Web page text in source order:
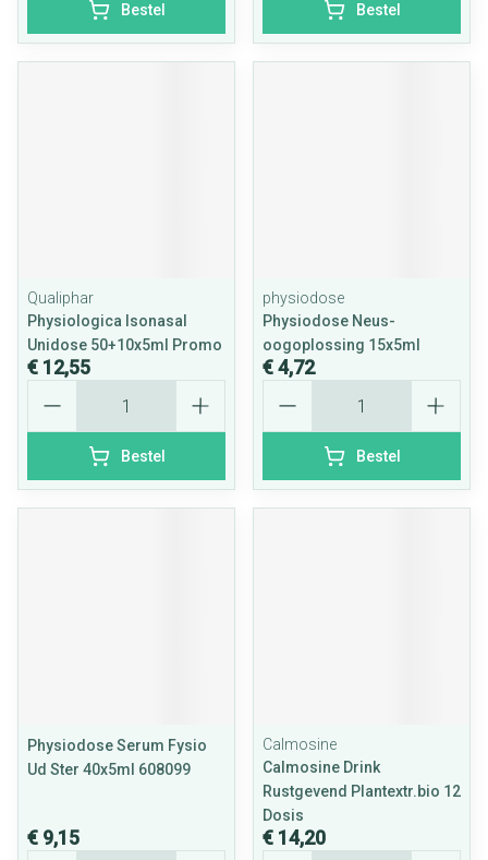
Bestel Bestel
Qualiphar
Physiologica Isonasal
Unidose 50+10x5ml Promo
€ 12,55
Bestel
physiodose
Physiodose Neus-
oogoplossing 15x5ml
€ 4,72
Bestel
Physiodose Serum Fysio
Ud Ster 40x5ml 608099
€ 9,15
Calmosine
Calmosine Drink
Rustgevend Plantextr.bio 12
Dosis
€ 14,20